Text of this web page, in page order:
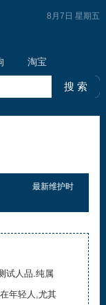
淘宝
8月7日 星期五
最新维护时
试人品.纯属
年轻人,尤其